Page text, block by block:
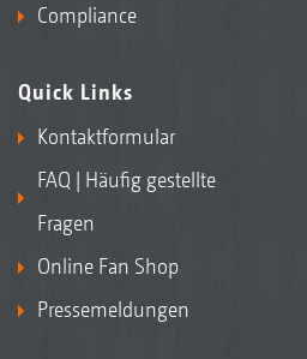
Compliance
Quick Links
Kontaktformular
FAQ | Häufig gestellte
Fragen
Online Fan Shop
Pressemeldungen